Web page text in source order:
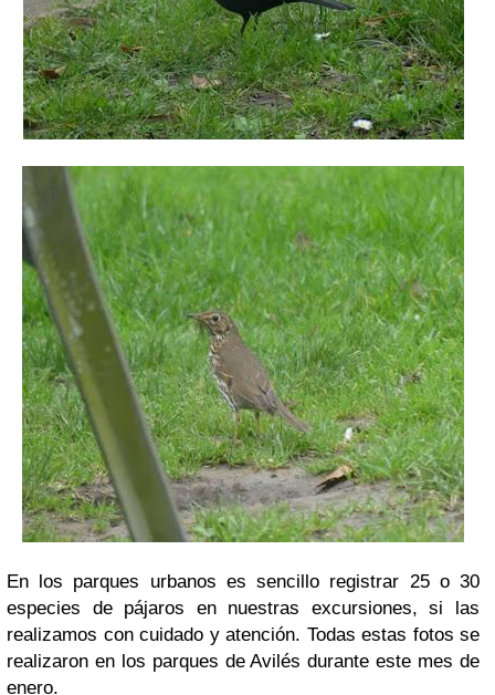
En los parques urbanos es sencillo registrar 25 o 30
especies de pájaros en nuestras excursiones, si las
realizamos con cuidado y atención. Todas estas fotos se
realizaron en los parques de Avilés durante este mes de
enero.